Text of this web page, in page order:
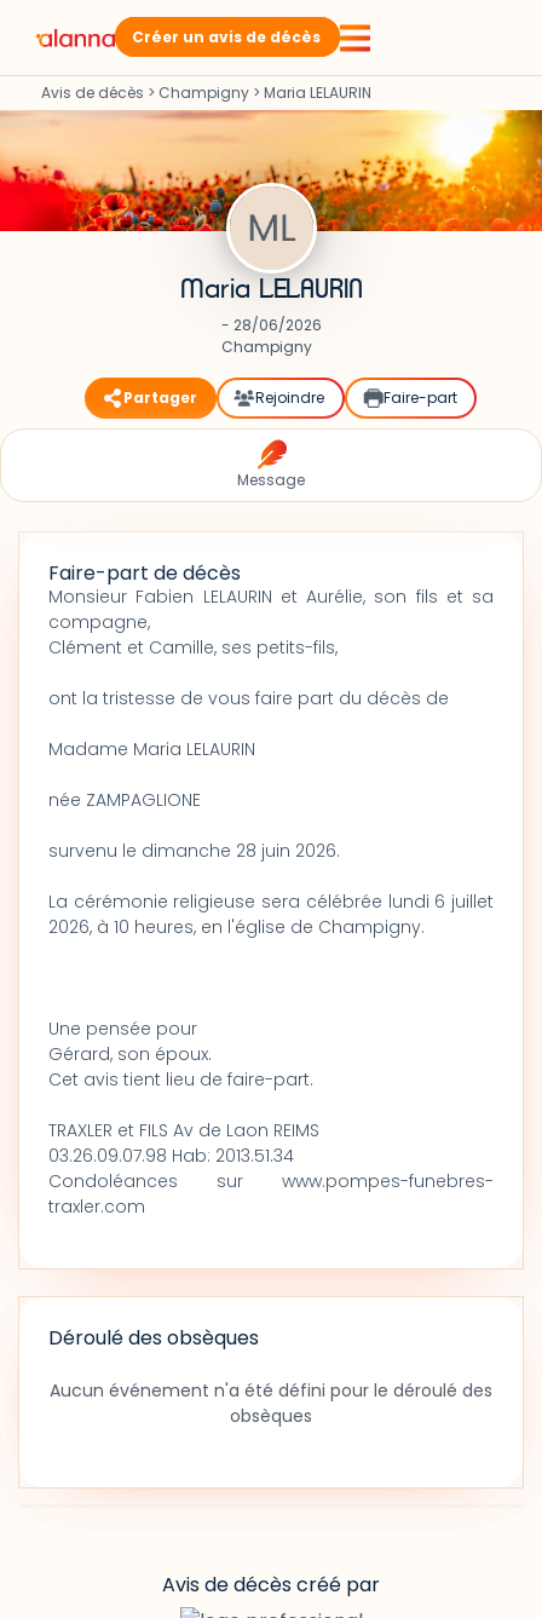
Créer un avis de décès
Avis de décès > Champigny > Maria LELAURIN
Maria LELAURIN
- 28/06/2026
Champigny
Partager Rejoindre Faire-part
Message
Faire-part de décès
Monsieur Fabien LELAURIN et Aurélie, son fils et sa
compagne,
Clément et Camille, ses petits-fils,
ont la tristesse de vous faire part du décès de
Madame Maria LELAURIN
née ZAMPAGLIONE
survenu le dimanche 28 juin 2026.
La cérémonie religieuse sera célébrée lundi 6 juillet
2026, à 10 heures, en l'église de Champigny.
Une pensée pour
Gérard, son époux.
Cet avis tient lieu de faire-part.
TRAXLER et FILS Av de Laon REIMS
03.26.09.07.98 Hab: 2013.51.34
Condoléances sur www.pompes-funebres-
traxler.com
Déroulé des obsèques
Aucun événement n'a été défini pour le déroulé des
obsèques
Avis de décès créé par